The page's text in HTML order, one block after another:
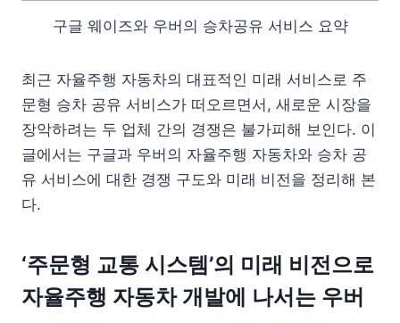
구글 웨이즈와 우버의 승차공유 서비스 요약
최근 자율주행 자동차의 대표적인 미래 서비스로 주
문형 승차 공유 서비스가 떠오르면서, 새로운 시장을
장악하려는 두 업체 간의 경쟁은 불가피해 보인다. 이
글에서는 구글과 우버의 자율주행 자동차와 승차 공
유 서비스에 대한 경쟁 구도와 미래 비전을 정리해 본
다.
‘주문형 교통 시스템’의 미래 비전으로
자율주행 자동차 개발에 나서는 우버